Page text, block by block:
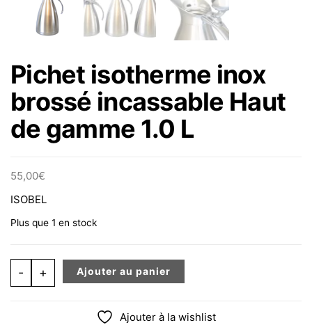
Pichet isotherme inox
brossé incassable Haut
de gamme 1.0 L
55,00€
ISOBEL
Plus que 1 en stock
- quantité de Pichet isotherme inox brossé incassable
+ Ajouter au panier
Ajouter à la wishlist